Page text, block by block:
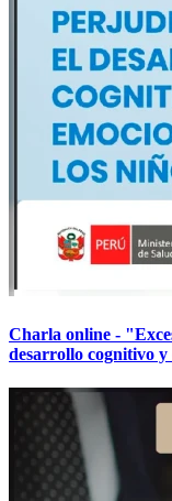
Charla online -
desarrollo cognitivo y